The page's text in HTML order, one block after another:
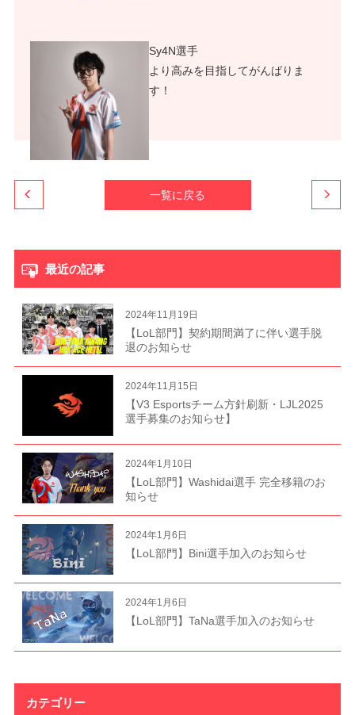
Sy4N選手
より高みを目指してがんばりま
す！
一覧に戻る
最近の記事
2024年11月19日
【LoL部門】契約期間満了に伴い選手脱
退のお知らせ
2024年11月15日
【V3 Esportsチーム方針刷新・LJL2025
選手募集のお知らせ】
2024年1月10日
【LoL部門】Washidai選手 完全移籍のお
知らせ
2024年1月6日
【LoL部門】Bini選手加入のお知らせ
2024年1月6日
【LoL部門】TaNa選手加入のお知らせ
カテゴリー